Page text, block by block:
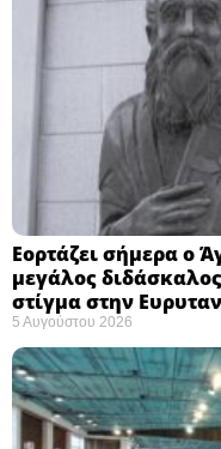
Εορτάζει σήμερα ο
μεγάλος
στίγμα στην
5 Αυγούστου 2026